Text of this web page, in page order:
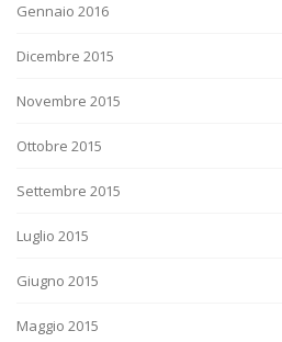
Gennaio 2016
Dicembre 2015
Novembre 2015
Ottobre 2015
Settembre 2015
Luglio 2015
Giugno 2015
Maggio 2015